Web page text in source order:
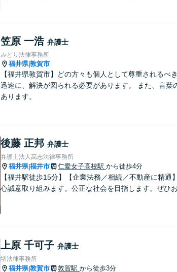
笠原 一浩 弁護士
みどり法律事務所
福井県|敦賀市
【福井県敦賀市】どの方々も個人として尊重される
迅速に、解決が図られる必要があります。 また、言
あります。
後藤 正邦 弁護士
弁護士法人高志法律事務所
福井県|福井市 仁愛女子高校駅 から徒歩4分
【福井駅徒歩15分】【企業法務／相続／不動産に精
心誠意取り組みます。公正な社会を目指します。ぜひ
上原 千可子 弁護士
堺法律事務所
福井県|敦賀市 敦賀駅 から徒歩3分